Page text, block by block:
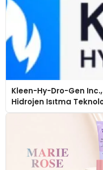
Kleen-Hy-Dro-Gen Inc.,
Hidrojen Isıtma
Düzenleyici Onaylarını